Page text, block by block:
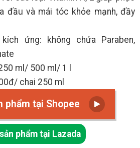
đầu và mái tóc khỏe mạnh, đầy
ứng: không chứa Paraben,
ml/ 500 ml/ 1 l
chai 250 ml
phẩm tại Shopee
phẩm tại Lazada